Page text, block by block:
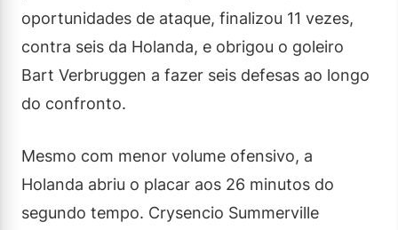
oportunidades de ataque, finalizou 11 vezes,
contra seis da Holanda, e obrigou o goleiro
Bart Verbruggen a fazer seis defesas ao longo
do confronto.
Mesmo com menor volume ofensivo, a
Holanda abriu o placar aos 26 minutos do
segundo tempo. Crysencio Summerville